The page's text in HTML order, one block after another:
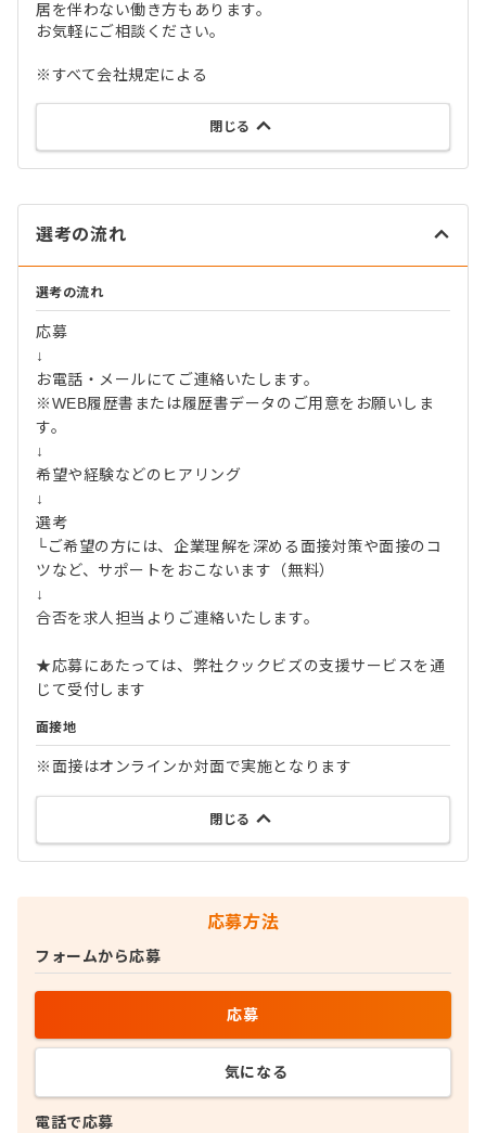
居を伴わない働き方もあります。
お気軽にご相談ください。
※すべて会社規定による
閉じる
選考の流れ
選考の流れ
応募
↓
お電話・メールにてご連絡いたします。
※WEB履歴書または履歴書データのご用意をお願いしま
す。
↓
希望や経験などのヒアリング
↓
選考
└ご希望の方には、企業理解を深める面接対策や面接のコ
ツなど、サポートをおこないます（無料）
↓
合否を求人担当よりご連絡いたします。
★応募にあたっては、弊社クックビズの支援サービスを通
じて受付します
面接地
※面接はオンラインか対面で実施となります
閉じる
応募方法
電話で応募
フォームから応募
応募
気になる